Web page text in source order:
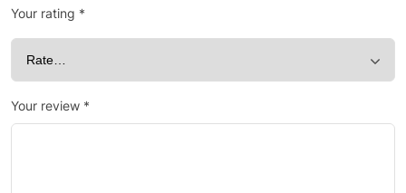
Your rating *
Your review *